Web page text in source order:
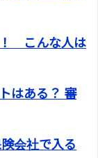
！ こんな人は
はある？ 審
会社で入る